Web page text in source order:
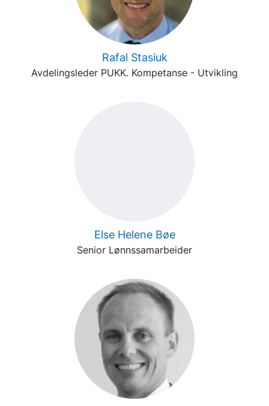
Rafal Stasiuk
Avdelingsleder PUKK. Kompetanse - Utvikling
Else Helene Bøe
Senior Lønnssamarbeider